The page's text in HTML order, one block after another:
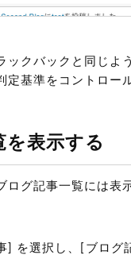
クバックと同じ
基準をコントロ
表示する
ログ記事一覧には
を選択し、[ブログ